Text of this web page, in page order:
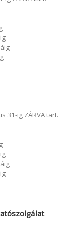
31-ig ZÁRVA tart.